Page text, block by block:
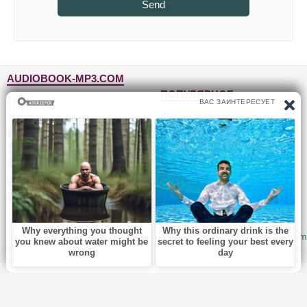
Send
AUDIOBOOK-MP3.COM
Главная
Жанры
Блог
Топ-100
Авторы
Исполнители
Обратная связь
ПОПУЛЯРНОЕ
Фантастика и фэнтези
Детективы, триллеры
Для детей
Роман, проза
Приключения
Юмор, сатира
© 2010-2026Audiobook-mp3.com